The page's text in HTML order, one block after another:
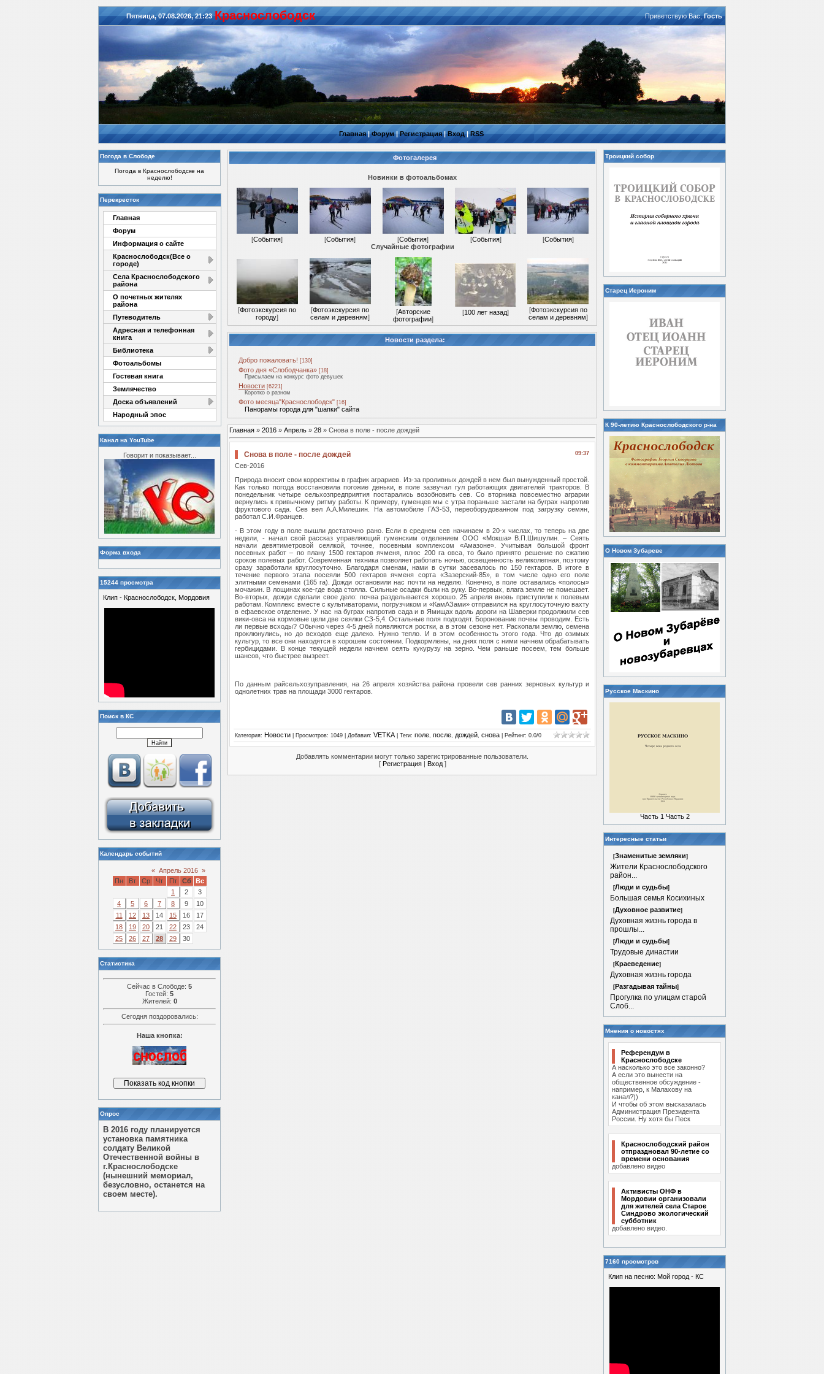
Пятница, 07.08.2026, 21:23 Красноcлободск Приветствую Вас,Гость
Главная|Форум|Регистрация|Вход|RSS
Погода в Слободе
Погода в Краснослободске на
неделю!
Перекресток
Главная
Форум
Информация о сайте
Краснослободск(Все о
городе)
Села Краснослободского
района
О почетных жителях
района
Путеводитель
Адресная и телефонная
книга
Библиотека
Фотоальбомы
Гостевая книга
Землячество
Доска объявлений
Народный эпос
Канал на YouTube
Говорит и показывает...
Форма входа
15244 просмотра
Клип - Краснослободск, Мордовия
Поиск в КС
Календарь событий
« Апрель 2016 »
Пн
Вт Ср Чт Пт Сб
Вс
1
2
3
4
5 6 7 8 9
10
11
12 13 14 15 16
17
18
19 20 21 22 23
24
25
26 27 28 29 30
Статистика
Сейчас в Слободе: 5
Гостей: 5
Жителей: 0
Сегодня поздоровались:
Наша кнопка:
Опрос
В 2016 году планируется
установка памятника
солдату Великой
Отечественной войны в
г.Краснослободске
(нынешний мемориал,
безусловно, останется на
своем месте).
Фотогалерея
Новинки в фотоальбомах
[События] [События] [События] [События] [События]
Случайные фотографии
[Фотоэкскурсия по
городу]
[Фотоэкскурсия по
селам и деревням]
[Авторские
фотографии]
[100 лет назад] [Фотоэкскурсия по
селам и деревням]
Новости раздела:
Добро пожаловать! [130]
Фото дня «Слободчанка» [18]
Присылаем на конкурс фото девушек
Новости [6221]
Коротко о разном
Фото месяца"Краснослободск" [16]
Панорамы города для "шапки" сайта
Главная » 2016 » Апрель » 28 » Снова в поле - после дождей
09:37
Снова в поле - после дождей
Сев-2016
Природа вносит свои коррективы в график аграриев. Из-за проливных дождей в нем был вынужденный простой.
Как только погода восстановила погожие деньки, в поле зазвучал гул работающих двигателей тракторов. В
понедельник четыре сельхозпредприятия постарались возобновить сев. Со вторника повсеместно аграрии
вернулись к привычному ритму работы. К примеру, гуменцев мы с утра пораньше застали на буграх напротив
фруктового сада. Сев вел А.А.Милешин. На автомобиле ГАЗ-53, переоборудованном под загрузку семян,
работал С.И.Францев.
- В этом году в поле вышли достаточно рано. Если в среднем сев начинаем в 20-х числах, то теперь на две
недели, - начал свой рассказ управляющий гуменским отделением ООО «Мокша» В.П.Шишулин. – Сеять
начали девятиметровой сеялкой, точнее, посевным комплексом «Амазоне». Учитывая большой фронт
посевных работ – по плану 1500 гектаров ячменя, плюс 200 га овса, то было принято решение по сжатию
сроков полевых работ. Современная техника позволяет работать ночью, освещенность великолепная, поэтому
сразу заработали круглосуточно. Благодаря сменам, нами в сутки засевалось по 150 гектаров. В итоге в
течение первого этапа посеяли 500 гектаров ячменя сорта «Зазерский-85», в том числе одно его поле
элитными семенами (165 га). Дожди остановили нас почти на неделю. Конечно, в поле оставались «полосы»
мочажин. В лощинах кое-где вода стояла. Сильные осадки были на руку. Во-первых, влага земле не помешает.
Во-вторых, дожди сделали свое дело: почва разделывается хорошо. 25 апреля вновь приступили к полевым
работам. Комплекс вместе с культиваторами, погрузчиком и «КамАЗами» отправился на круглосуточную вахту
в ефаевское отделение. У нас на буграх напротив сада и в Ямищах вдоль дороги на Шаверки продолжили сев
вики-овса на кормовые цели две сеялки СЗ-5,4. Остальные поля подходят. Боронование почвы проводим. Есть
ли первые всходы? Обычно через 4-5 дней появляются ростки, а в этом сезоне нет. Раскопали землю, семена
проклюнулись, но до всходов еще далеко. Нужно тепло. И в этом особенность этого года. Что до озимых
культур, то все они находятся в хорошем состоянии. Подкормлены, на днях поля с ними начнем обрабатывать
гербицидами. В конце текущей недели начнем сеять кукурузу на зерно. Чем раньше посеем, тем больше
шансов, что быстрее вызреет.
По данным райсельхозуправления, на 26 апреля хозяйства района провели сев ранних зерновых культур и
однолетних трав на площади 3000 гектаров.
Категория: Новости Просмотров: 1049 | Добавил: VETKA| Теги: поле, после, дождей, снова Рейтинг: 0.0/0
Добавлять комментарии могут только зарегистрированные пользователи.
[ Регистрация| Вход]
Троицкий собор
Старец Иероним
К 90-летию Краснослободского р-на
О Новом Зубареве
Русское Маскино
Часть 1 Часть 2
Интересные статьи
[Знаменитые земляки]
Жители Краснослободского
район...
[Люди и судьбы]
Большая семья Косихиных
[Духовное развитие]
Духовная жизнь города в
прошлы...
[Люди и судьбы]
Трудовые династии
[Краеведение]
Духовная жизнь города
[Разгадывая тайны]
Прогулка по улицам старой
Слоб...
Мнения о новостях
Референдум в
Краснослободске
А насколько это все законно?
А если это вынести на
общественное обсуждение -
например, к Малахову на
канал?))
И чтобы об этом высказалась
Администрация Президента
России. Ну хотя бы Песк
Краснослободский район
отпраздновал 90-летие со
времени основания
добавлено видео
Активисты ОНФ в
Мордовии организовали
для жителей села Старое
Синдрово экологический
субботник
добавлено видео.
7160 просмотров
Клип на песню: Мой город - КС